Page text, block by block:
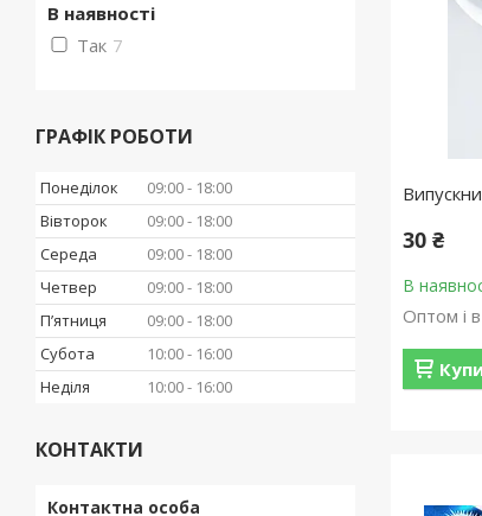
30 ₴
В
Оптом і
В наявності
Так 7
ГРАФІК РОБОТИ
Понеділок 09:00
18:00
Вівторок
09:00
18:00
Середа
09:00
18:00
Четвер
09:00
18:00
Пʼятниця
09:00
18:00
Субота
10:00
16:00
Неділя
10:00 16:00
КОНТАКТИ